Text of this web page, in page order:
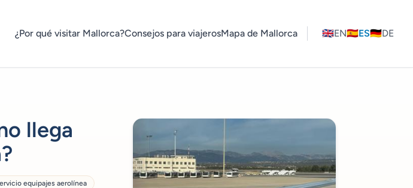
¿Por qué visitar Mallorca?Consejos para viajerosMapa de Mallorca 🇬🇧EN🇪🇸ES🇩🇪DE
llega
equipajes aerolínea